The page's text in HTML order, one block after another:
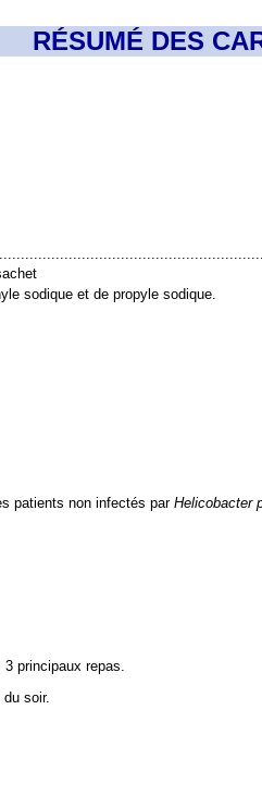
RÉSUMÉ DES
sodique et de propyle sodique.
patients non infectés par Helicobacter
principaux repas.
soir.